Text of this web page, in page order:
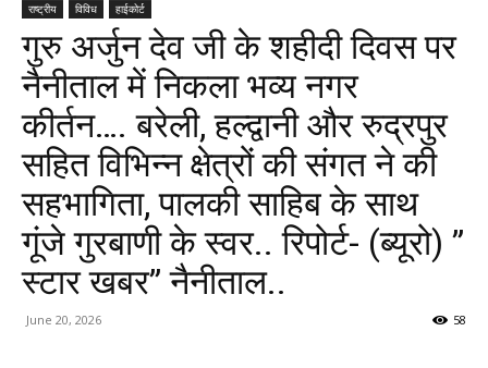
राष्ट्रीय
विविध हाईकोर्ट
गुरु अर्जुन देव जी के शहीदी दिवस पर
नैनीताल में निकला भव्य नगर
कीर्तन…. बरेली, हल्द्वानी और रुद्रपुर
सहित विभिन्न क्षेत्रों की संगत ने की
सहभागिता, पालकी साहिब के साथ
गूंजे गुरबाणी के स्वर.. रिपोर्ट- (ब्यूरो) ”
स्टार खबर” नैनीताल..
June 20, 2026 58